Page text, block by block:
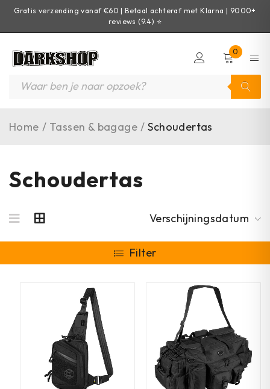
Gratis verzending vanaf €60 | Betaal achteraf met Klarna | 9000+
reviews (9.4) ⭐
0
Home / Tassen & bagage / Schoudertas
Schoudertas
Verschijningsdatum
Filter